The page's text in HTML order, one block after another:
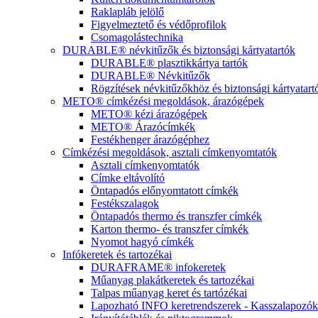
Raklapláb jelölő
Figyelmeztető és védőprofilok
Csomagolástechnika
DURABLE® névkitűzők és biztonsági kártyatartók
DURABLE® plasztikkártya tartók
DURABLE® Névkitűzők
Rögzítések névkitűzőkhöz és biztonsági
METO® címkézési megoldások, árazógépek
METO® kézi árazógépek
METO® Árazócímkék
Festékhenger árazógéphez
Címkézési megoldások, asztali címkenyomtatók
Asztali címkenyomtatók
Címke eltávolító
Öntapadós előnyomtatott címkék
Festékszalagok
Öntapadós thermo és transzfer címkék
Karton thermo- és transzfer címkék
Nyomot hagyó címkék
Infókeretek és tartozékai
DURAFRAME® infokeretek
Műanyag plakátkeretek és tartozékai
Talpas műanyag keret és tartózékai
Lapozható INFO keretrendszerek - Kasszalapozók